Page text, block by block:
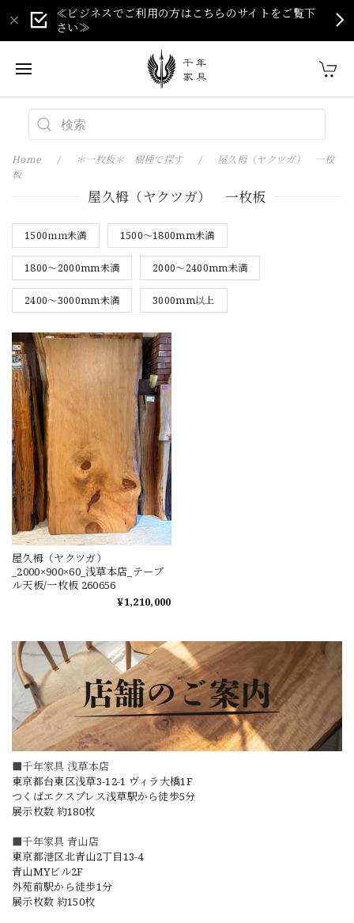
≪ビジネスでご利用の方はこちらのサイトをご覧下
さい≫
■千年家具 浅草本店
東京都台東区浅草3-12-1 ヴィラ大橋1F
つくばエクスプレス浅草駅から徒歩5分
展示枚数 約180枚
■千年家具 青山店
東京都港区北青山2丁目13-4
青山MYビル2F
外苑前駅から徒歩1分
展示枚数 約150枚
Home ＊一枚板＊ 樹種で探す
屋久栂（ヤクツガ） 一枚
板
屋久栂（ヤクツガ） 一枚板
1500ｍｍ未満 1500～1800mm未満
1800～2000mm未満 2000～2400mm未満
2400～3000mm未満 3000mm以上
屋久栂（ヤクツガ）
_2000×900×60_浅草本店_テーブ
ル天板/一枚板 260656
¥1,210,000